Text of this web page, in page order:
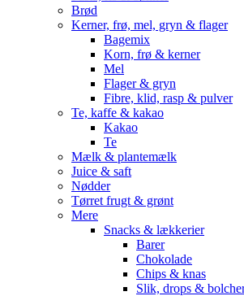
Brød
Kerner, frø, mel, gryn & flager
Bagemix
Korn, frø & kerner
Mel
Flager & gryn
Fibre, klid, rasp & pulver
Te, kaffe & kakao
Kakao
Te
Mælk & plantemælk
Juice & saft
Nødder
Tørret frugt & grønt
Mere
Snacks & lækkerier
Barer
Chokolade
Chips & knas
Slik, drops &